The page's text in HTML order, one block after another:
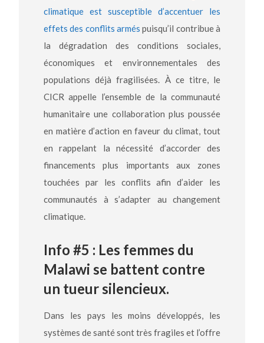
climatique est susceptible d’accentuer les
effets des conflits armés puisqu’il contribue à
la dégradation des conditions sociales,
économiques et environnementales des
populations déjà fragilisées. À ce titre, le
CICR appelle l’ensemble de la communauté
humanitaire une collaboration plus poussée
en matière d’action en faveur du climat, tout
en rappelant la nécessité d’accorder des
financements plus importants aux zones
touchées par les conflits afin d’aider les
communautés à s’adapter au changement
climatique.
Info #5 : Les femmes du
Malawi se battent contre
un tueur silencieux.
Dans les pays les moins développés, les
systèmes de santé sont très fragiles et l’offre